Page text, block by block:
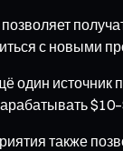
с новыми
источник
также